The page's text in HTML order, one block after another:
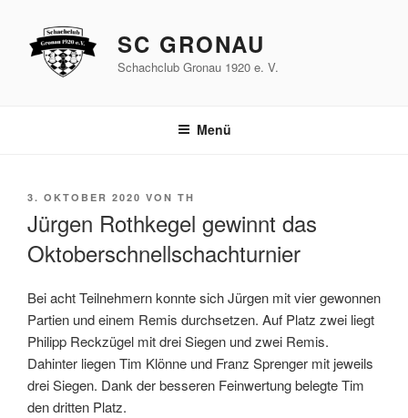
springen
SC GRONAU
Schachclub Gronau 1920 e. V.
Menü
VERÖFFENTLICHT
3. OKTOBER 2020 VON TH
Jürgen Rothkegel gewinnt das
Oktoberschnellschachturnier
Bei acht Teilnehmern konnte sich Jürgen mit vier gewonnen
Partien und einem Remis durchsetzen. Auf Platz zwei liegt
Philipp Reckzügel mit drei Siegen und zwei Remis.
Dahinter liegen Tim Klönne und Franz Sprenger mit jeweils
drei Siegen. Dank der besseren Feinwertung belegte Tim
den dritten Platz.